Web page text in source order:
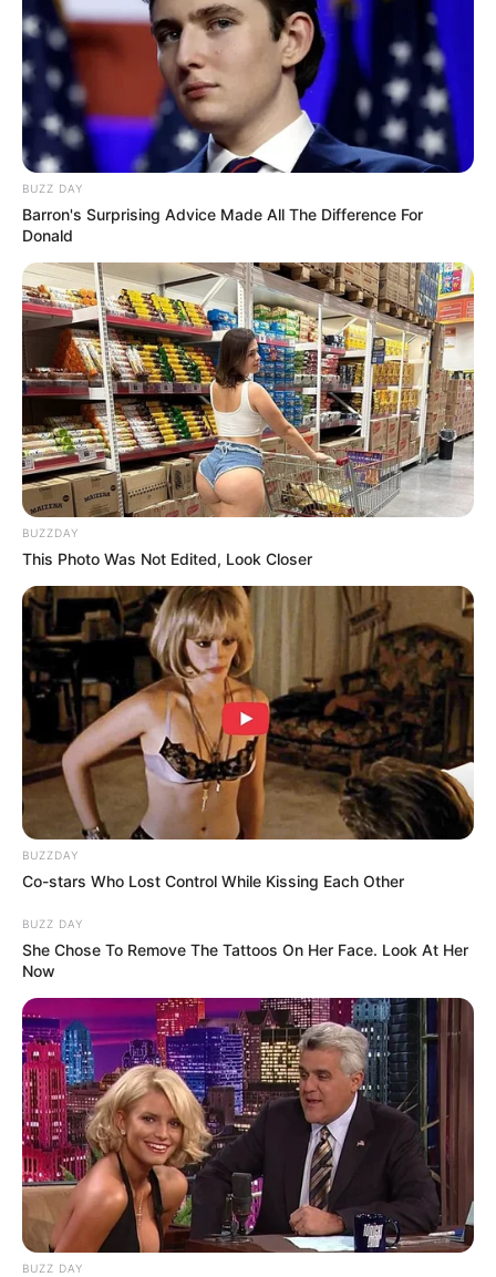
BUZZ DAY
Barron's Surprising Advice Made All The Difference For
Donald
BUZZDAY
This Photo Was Not Edited, Look Closer
BUZZDAY
Co-stars Who Lost Control While Kissing Each Other
BUZZ DAY
She Chose To Remove The Tattoos On Her Face. Look At Her
Now
BUZZ DAY